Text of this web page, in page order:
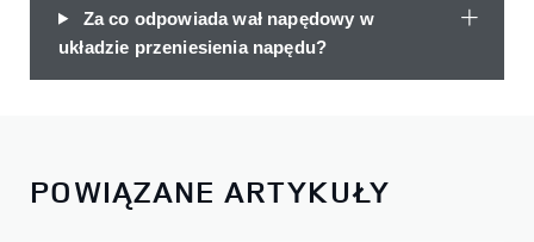
Za co odpowiada wał napędowy w
układzie przeniesienia napędu?
POWIĄZANE ARTYKUŁY